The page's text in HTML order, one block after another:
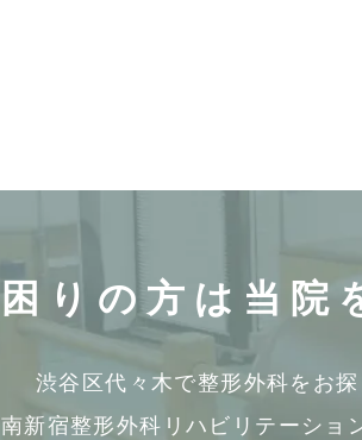
りの方は 当院
渋谷区代々木で整形外科をお探
南新宿整形外科リハビリテーショ